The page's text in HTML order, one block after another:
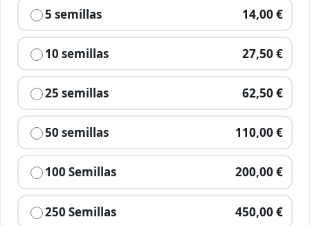
5 semillas 14,00 €
10 semillas 27,50 €
25 semillas 62,50 €
50 semillas 110,00 €
100 Semillas 200,00 €
250 Semillas 450,00 €